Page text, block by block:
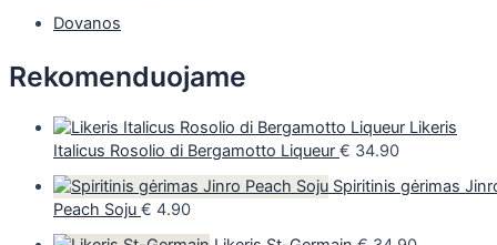
Dovanos
Rekomenduojame
Likeris
Italicus Rosolio di Bergamotto Liqueur € 34.90
Spiritinis gėrimas
Peach Soju € 4.90